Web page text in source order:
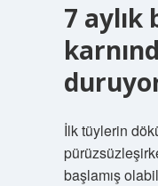
7 aylık
İlk tüylerin
başlamış